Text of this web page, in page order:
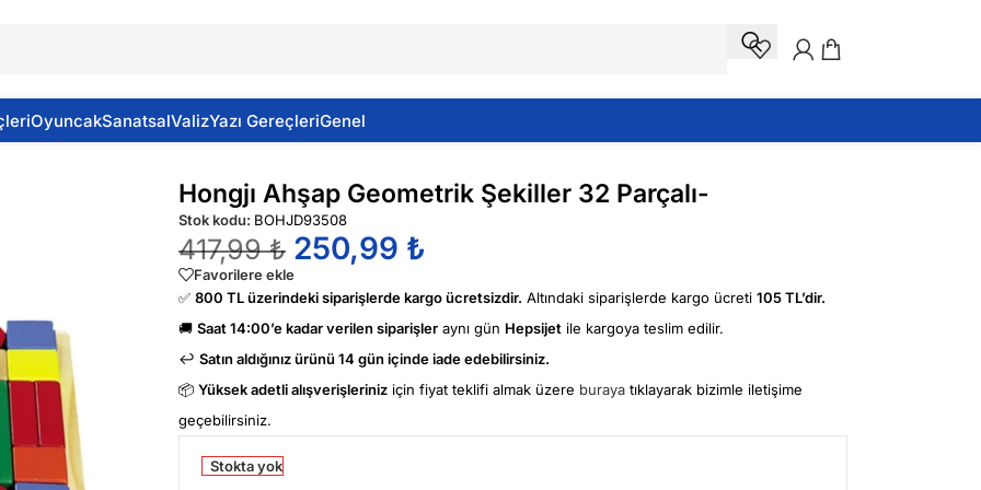
OyuncakSanatsalValizYazı GereçleriGenel
Hongjı Ahşap Geometrik Şekiller 32 Parçalı-
Stok kodu: BOHJD93508
417,99₺ 250,99 ₺
Favorilere ekle
✅ 800 TL üzerindeki siparişlerde kargo ücretsizdir. Altındaki siparişlerde kargo ücreti 105 TL’dir.
🚚 Saat 14:00’e kadar verilen siparişler aynı gün Hepsijet ile kargoya teslim edilir.
↩️ Satın aldığınız ürünü 14 gün içinde iade edebilirsiniz.
📦 Yüksek adetli alışverişleriniz için fiyat teklifi almak üzere buraya tıklayarak bizimle iletişime
geçebilirsiniz.
Stokta yok